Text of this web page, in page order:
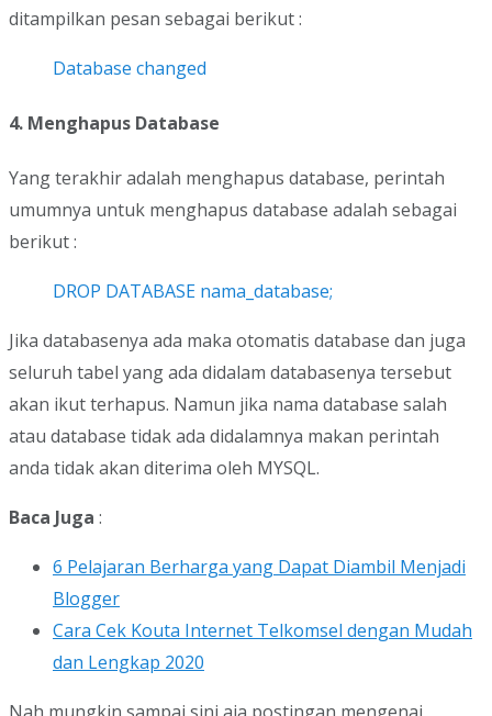
ditampilkan pesan sebagai berikut :
Database changed
4. Menghapus Database
Yang terakhir adalah menghapus database, perintah
umumnya untuk menghapus database adalah sebagai
berikut :
DROP DATABASE nama_database;
Jika databasenya ada maka otomatis database dan juga
seluruh tabel yang ada didalam databasenya tersebut
akan ikut terhapus. Namun jika nama database salah
atau database tidak ada didalamnya makan perintah
anda tidak akan diterima oleh MYSQL.
Baca Juga :
6 Pelajaran Berharga yang Dapat Diambil Menjadi
Blogger
Cara Cek Kouta Internet Telkomsel dengan Mudah
dan Lengkap 2020